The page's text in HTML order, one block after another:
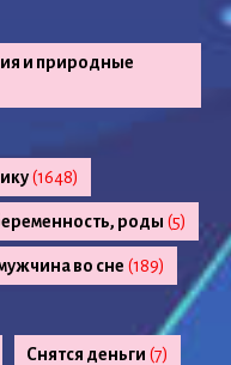
и природные
(1648)
роды (5)
во сне (189)
Снятся деньги (7)